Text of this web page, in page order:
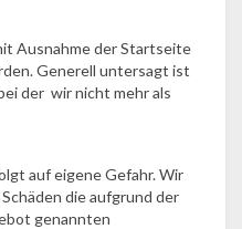
Ausnahme der Startseite
Generell untersagt ist
der wir nicht mehr als
auf eigene Gefahr. Wir
die aufgrund der
genannten